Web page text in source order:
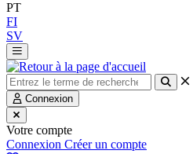
PT
FI
SV
Connexion
Votre compte
Connexion Créer un compte